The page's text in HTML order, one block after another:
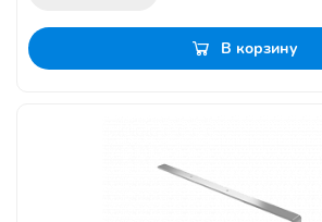
В корзину